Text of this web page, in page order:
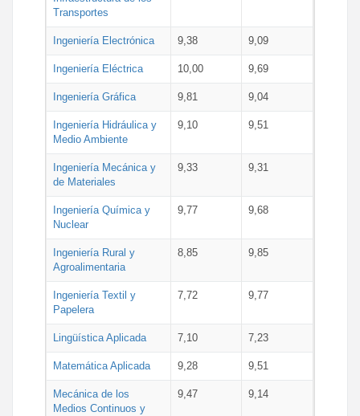
Transportes
Ingeniería Electrónica 9,38 9,09
Ingeniería Eléctrica 10,00 9,69
Ingeniería Gráfica 9,81 9,04
Ingeniería Hidráulica y
Medio Ambiente
9,10 9,51
Ingeniería Mecánica y
de Materiales
9,33 9,31
Ingeniería Química y
Nuclear
9,77 9,68
Ingeniería Rural y
Agroalimentaria
8,85 9,85
Ingeniería Textil y
Papelera
7,72 9,77
Lingüística Aplicada 7,10 7,23
Matemática Aplicada 9,28 9,51
Mecánica de los
Medios Continuos y
9,47 9,14